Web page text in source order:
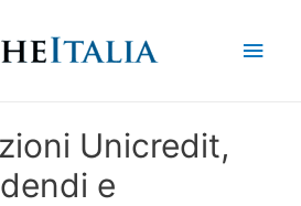
Unicredit,
e